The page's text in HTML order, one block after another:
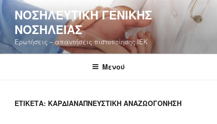
Μετάβαση
στο
περιεχόμενο
ΝΟΣΗΛΕΥΤΙΚΉ ΓΕΝΙΚΉΣ
ΝΟΣΗΛΕΊΑΣ
Ερωτήσεις – απαντήσεις πιστοποίησης ΙΕΚ
Μενού
ΕΤΙΚΈΤΑ: ΚΑΡΔΙΑΝΑΠΝΕΥΣΤΙΚΉ ΑΝΑΖΩΟΓΌΝΗΣΗ